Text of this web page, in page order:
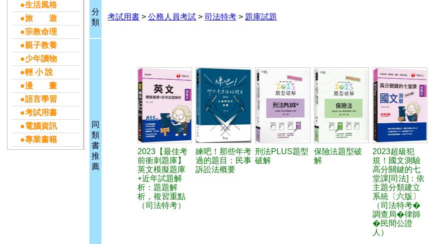
●生活風格
●旅 遊
●宗教命理
●親子教養
●少年讀物
●輕 小 說
●漫 畫
●語言學習
●考試用書
●電腦資訊
●專業書籍
分
類
考試用書 > 公務人員考試 > 司法特考 > 題庫試題
同
類
書
推
薦
2023【最佳考
前衝刺題庫】
英文模擬題庫
+近年試題解
析：題題解
析，複習重點
（司法特考）
練吧！那些年考
過的題目：民事
訴訟法概要
刑法PLUS題型
破解
保險法題型破
解
2023超級犯
規！國文測驗
高分關鍵的七
堂課[司法]：依
主題分類建立
系統〔六版〕
（司法特考�
調查局�律師
�民間公證
人）